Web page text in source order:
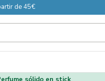
de 45€